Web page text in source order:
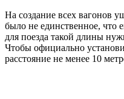
На создание всех вагонов
было не единственное, что
для поезда такой длины
Чтобы официально
расстояние не менее 10